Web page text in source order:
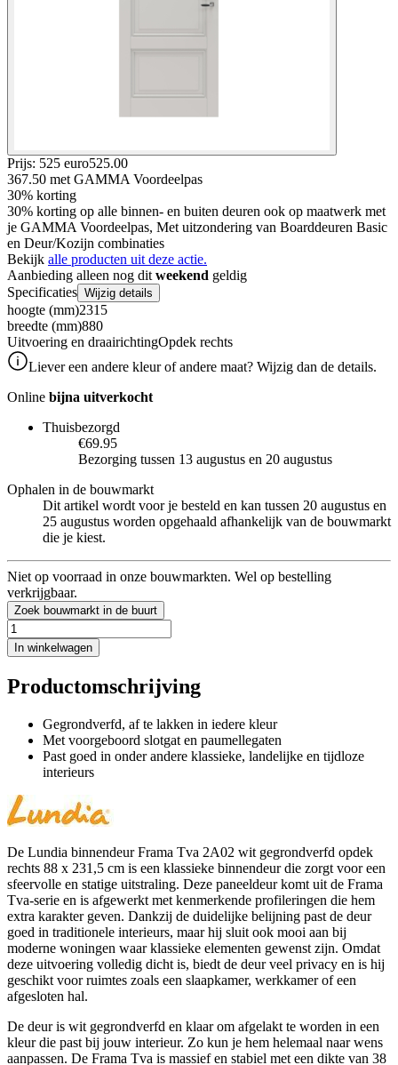
Prijs: 525 euro525.00
367.50 met GAMMA Voordeelpas
30% korting
30% korting op alle binnen- en buiten deuren ook op maatwerk met
je GAMMA Voordeelpas, Met uitzondering van Boarddeuren Basic
en Deur/Kozijn combinaties
Bekijk alle producten uit deze actie.
Aanbieding alleen nog dit weekend geldig
Specificaties Wijzig details
hoogte (mm)2315
breedte (mm)880
Uitvoering en draairichtingOpdek rechts
Liever een andere kleur of andere maat? Wijzig dan de details.
Online bijna uitverkocht
Thuisbezorgd
€69.95
Bezorging tussen 13 augustus en 20 augustus
Ophalen in de bouwmarkt
Dit artikel wordt voor je besteld en kan tussen 20 augustus en
25 augustus worden opgehaald afhankelijk van de bouwmarkt
die je kiest.
Niet op voorraad in onze bouwmarkten. Wel op bestelling
verkrijgbaar.
Zoek bouwmarkt in de buurt
In winkelwagen
Productomschrijving
Gegrondverfd, af te lakken in iedere kleur
Met voorgeboord slotgat en paumellegaten
Past goed in onder andere klassieke, landelijke en tijdloze
interieurs
De Lundia binnendeur Frama Tva 2A02 wit gegrondverfd opdek
rechts 88 x 231,5 cm is een klassieke binnendeur die zorgt voor een
sfeervolle en statige uitstraling. Deze paneeldeur komt uit de Frama
Tva-serie en is afgewerkt met kenmerkende profileringen die hem
extra karakter geven. Dankzij de duidelijke belijning past de deur
goed in traditionele interieurs, maar hij sluit ook mooi aan bij
moderne woningen waar klassieke elementen gewenst zijn. Omdat
deze uitvoering volledig dicht is, biedt de deur veel privacy en is hij
geschikt voor ruimtes zoals een slaapkamer, werkkamer of een
afgesloten hal.
De deur is wit gegrondverfd en klaar om afgelakt te worden in een
kleur die past bij jouw interieur. Zo kun je hem helemaal naar wens
aanpassen. De Frama Tva is massief en stabiel met een dikte van 38